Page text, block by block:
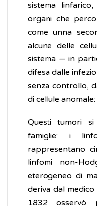
sistema
organi che
come unna
alcune delle
sistema — in
difesa dalle
senza controllo,
di cellule
Questi tumori
famiglie: i
rappresentano
linfomi non-
eterogeneo di
deriva dal
1832 osservò